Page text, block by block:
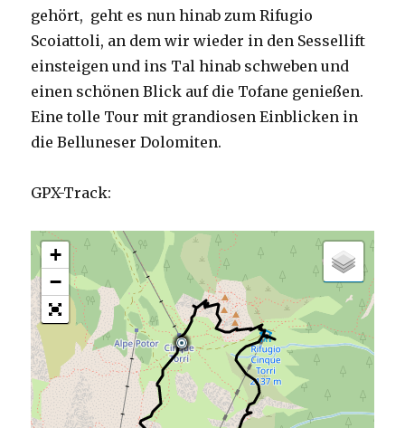
gehört, geht es nun hinab zum Rifugio
Scoiattoli, an dem wir wieder in den Sessellift
einsteigen und ins Tal hinab schweben und
einen schönen Blick auf die Tofane genießen.
Eine tolle Tour mit grandiosen Einblicken in
die Belluneser Dolomiten.
GPX-Track:
+
−